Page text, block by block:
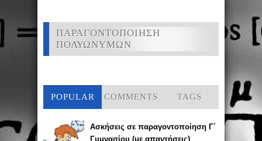
ΠΑΡΑΓΟΝΤΟΠΟΙΗΣΗ
ΠΟΛΥΩΝΥΜΩΝ
POPULAR COMMENTS TAGS
Ασκήσεις σε παραγοντοποίηση Γ΄
Γυμνασίου (με απαντήσεις)